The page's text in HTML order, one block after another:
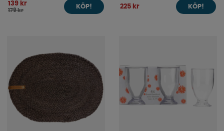
139 kr
179 kr
KÖP! 225 kr KÖP!